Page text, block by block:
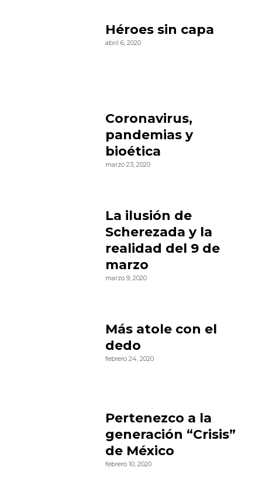
Héroes sin capa
abril 6, 2020
Coronavirus,
pandemias y
bioética
marzo 23, 2020
La ilusión de
Scherezada y la
realidad del 9 de
marzo
marzo 9, 2020
Más atole con el
dedo
febrero 24, 2020
Pertenezco a la
generación “Crisis”
de México
febrero 10, 2020